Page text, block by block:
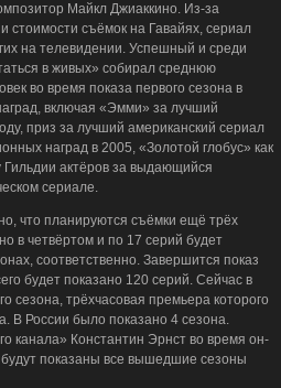
Майкл Джиаккино. Из-за
стоимости съёмок на Гавайях, сериал
на телевидении. Успешный и среди
в живых» собирал среднюю
во время показа первого сезона в
включая «Эмми» за лучший
приз за лучший американский сериал
наград в 2005, «Золотой глобус» как
актёров за выдающийся
сериале.
что планируются съёмки ещё трёх
в четвёртом и по 17 серий будет
соответственно. Завершится показ
будет показано 120 серий. Сейчас в
сезона, трёхчасовая премьера которого
В России было показано 4 сезона.
канала» Константин Эрнст во время он-
показаны все вышедшие сезоны